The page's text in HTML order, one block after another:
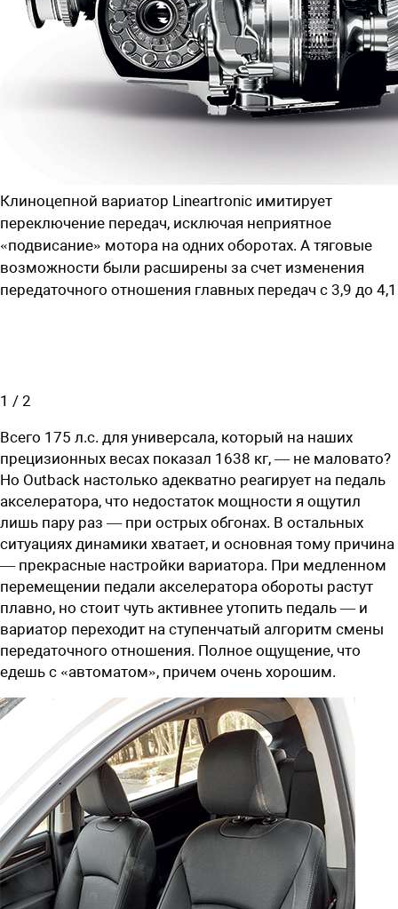
Клиноцепной вариатор Lineartronic имитирует
переключение передач, исключая неприятное
«подвисание» мотора на одних оборотах. А тяговые
возможности были расширены за счет изменения
передаточного отношения главных передач с 3,9 до 4,1
1 / 2
Всего 175 л.с. для универсала, который на наших
прецизионных весах показал 1638 кг, — не маловато?
Но Outback настолько адекватно реагирует на педаль
акселератора, что недостаток мощности я ощутил
лишь пару раз — при острых обгонах. В остальных
ситуациях динамики хватает, и основная тому причина
— прекрасные настройки вариатора. При медленном
перемещении педали акселератора обороты растут
плавно, но стоит чуть активнее утопить педаль — и
вариатор переходит на ступенчатый алгоритм смены
передаточного отношения. Полное ощущение, что
едешь с «автоматом», причем очень хорошим.